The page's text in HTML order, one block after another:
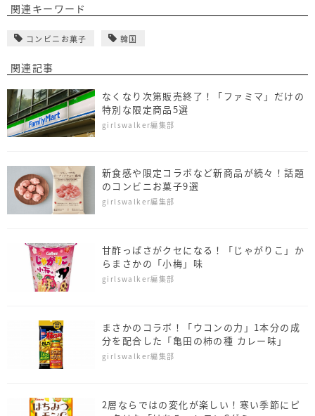
関連キーワード
コンビニお菓子 韓国
関連記事
なくなり次第販売終了！「ファミマ」だけの
特別な限定商品5選
girlswalker編集部
新食感や限定コラボなど新商品が続々！話題
のコンビニお菓子9選
girlswalker編集部
甘酢っぱさがクセになる！「じゃがりこ」か
らまさかの「小梅」味
girlswalker編集部
まさかのコラボ！「ウコンの力」1本分の成
分を配合した「亀田の柿の種 カレー味」
girlswalker編集部
2層ならではの変化が楽しい！寒い季節にピ